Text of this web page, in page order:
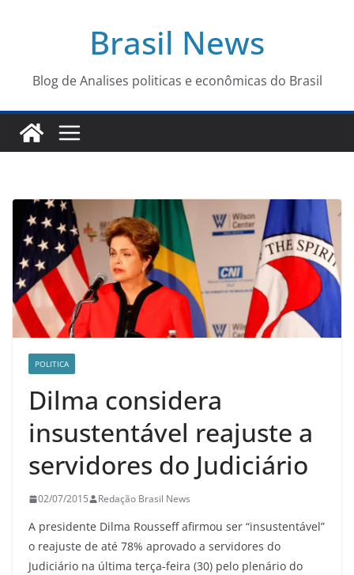
conteúdo
Brasil News
Blog de Analises politicas e econômicas do Brasil
POLITICA
Dilma considera
insustentável reajuste a
servidores do Judiciário
02/07/2015 Redação Brasil News
A presidente Dilma Rousseff afirmou ser “insustentável”
o reajuste de até 78% aprovado a servidores do
Judiciário na última terça-feira (30) pelo plenário do